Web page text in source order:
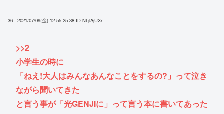
36 : 2021/07/09(金) 12:55:25.38 ID:NLjlAjUXr
>>2
小学生の時に
「ねえ!大人はみんなあんなことをするの?」って泣き
ながら聞いてきた
と言う事が「光GENJIに」って言う本に書いてあった